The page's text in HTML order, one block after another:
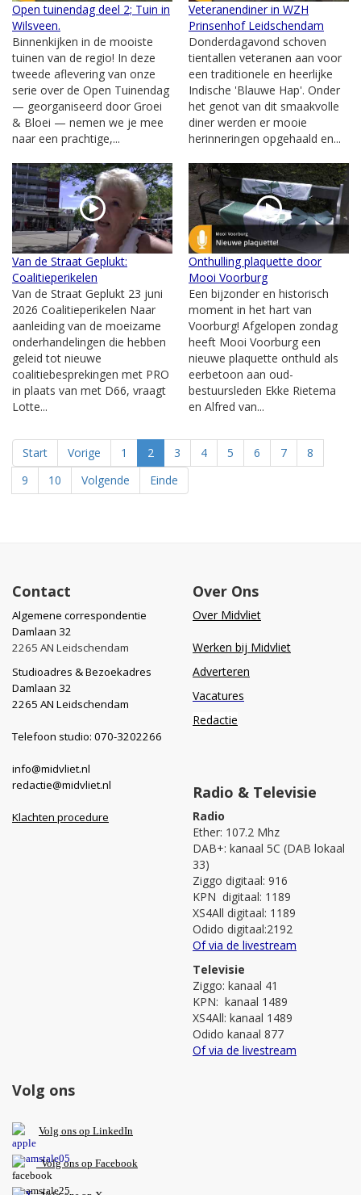
Open tuinendag deel 2; Tuin in
Wilsveen.
Binnenkijken in de mooiste
tuinen van de regio! In deze
tweede aflevering van onze
serie over de Open Tuinendag
— georganiseerd door Groei
& Bloei — nemen we je mee
naar een prachtige,...
Veteranendiner in WZH
Prinsenhof Leidschendam
Donderdagavond schoven
tientallen veteranen aan voor
een traditionele en heerlijke
Indische 'Blauwe Hap'. Onder
het genot van dit smaakvolle
diner werden er mooie
herinneringen opgehaald en...
Van de Straat Geplukt:
Coalitieperikelen
Van de Straat Geplukt 23 juni
2026 Coalitieperikelen Naar
aanleiding van de moeizame
onderhandelingen die hebben
geleid tot nieuwe
coalitiebesprekingen met PRO
in plaats van met D66, vraagt
Lotte...
Onthulling plaquette door
Mooi Voorburg
Een bijzonder en historisch
moment in het hart van
Voorburg! Afgelopen zondag
heeft Mooi Voorburg een
nieuwe plaquette onthuld als
eerbetoon aan oud-
bestuursleden Ekke Rietema
en Alfred van...
Start Vorige 1 2 3 4 5 6 7
8
9
10 Volgende Einde
Contact
Algemene correspondentie
Damlaan 32
2265 AN Leidschendam
Studioadres & Bezoekadres
Damlaan 32
2265 AN Leidschendam
Telefoon studio: 070-3202266
info@midvliet.nl
redactie@midvliet.nl
Klachten procedure
Over Ons
Over Midvliet
Werken bij Midvliet
Adverteren
Vacatures
Redactie
Radio & Televisie
Radio
Ether: 107.2 Mhz
DAB+: kanaal 5C (DAB lokaal
33)
Ziggo digitaal: 916
KPN digitaal: 1189
XS4All digitaal: 1189
Odido digitaal:2192
Of via de livestream
Televisie
Ziggo: kanaal 41
KPN: kanaal 1489
XS4All: kanaal 1489
Odido kanaal 877
Of via de livestream
Volg ons
Volg ons op LinkedIn
Volg ons op Facebook